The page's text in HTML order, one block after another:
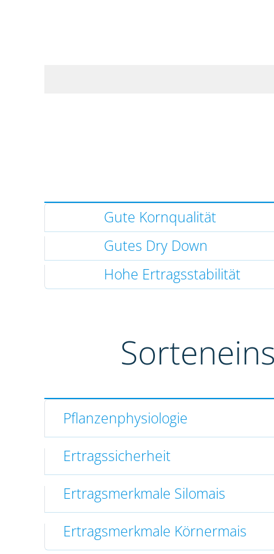
Gute Kornqualität
Gutes Dry Down
Hohe Ertragsstabilität
Pflanzenphysiologie
Ertragssicherheit
Ertragsmerkmale Silomais
Ertragsmerkmale Körnermais